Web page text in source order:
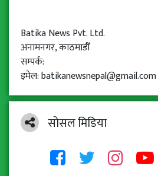
Batika News Pvt. Ltd.
अनामनगर, काठमाडौँ
सम्पर्क:
इमेल: batikanewsnepal@gmail.com
सोसल मिडिया